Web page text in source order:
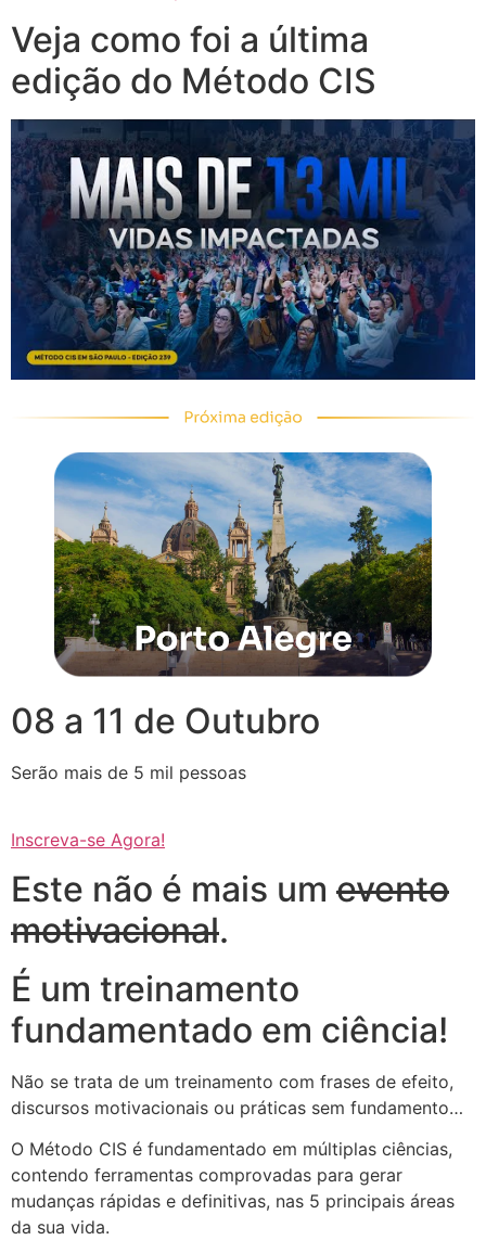
Veja como foi a última
edição do Método CIS
08 a 11 de Outubro
Serão mais de 5 mil pessoas
Inscreva-se Agora!
Este não é mais um evento
motivacional.
É um treinamento
fundamentado em ciência!
Não se trata de um treinamento com frases de efeito,
discursos motivacionais ou práticas sem fundamento…
O Método CIS é fundamentado em múltiplas ciências,
contendo ferramentas comprovadas para gerar
mudanças rápidas e definitivas, nas 5 principais áreas
da sua vida.